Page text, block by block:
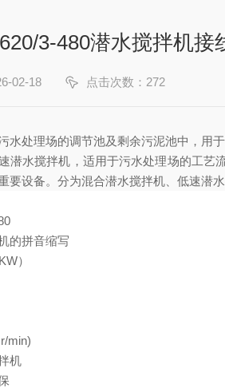
3-480潜水搅拌机接
02-18 点击次数：272
水处理场的调节池及剩余污泥池中 ， 用
潜水搅拌机 ，适用于污水处理场的工艺
要设备。分为混合潜水搅拌机、低速潜水
的拼音缩写
）
min)
机